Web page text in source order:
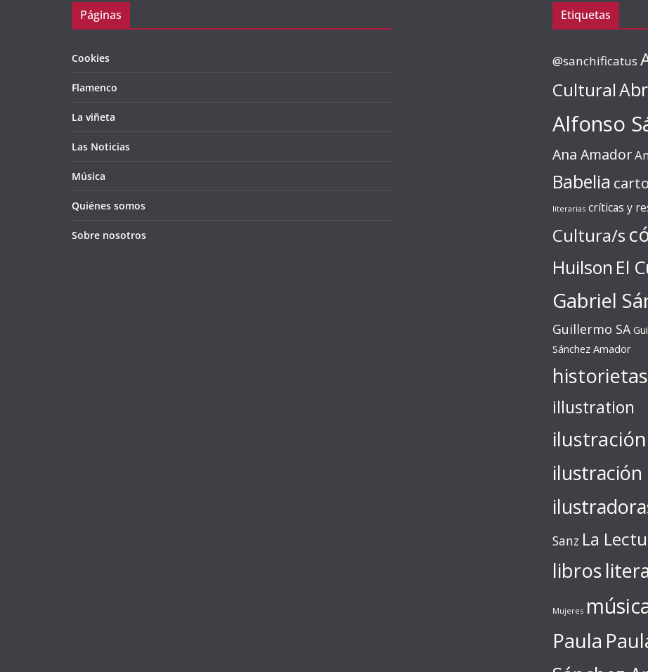
Páginas
Cookies
Flamenco
La viñeta
Las Noticias
Música
Quiénes somos
Sobre nosotros
Etiquetas
@sanchificatus
Cultural
Alfonso
Ana Amador
Babelia
literarias críticas y
Cultura/s
Huilson El
Gabriel
Guillermo SA
Sánchez Amador
historietas
illustration
ilustración
ilustración
Sanz La
libros
Mujeres
Paula